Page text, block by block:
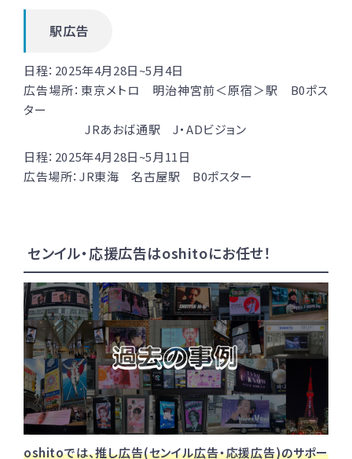
駅広告
日程： 2025年4月28日~5月4日
広告場所：東京メトロ 明治神宮前＜原宿＞駅 B0ポス
ター
JRあおば通駅 J・ADビジョン
日程： 2025年4月28日~5月11日
広告場所：JR東海 名古屋駅 B0ポスター
センイル・応援広告はoshitoにお任せ！
oshitoでは、推し広告(センイル広告・応援広告)のサポー